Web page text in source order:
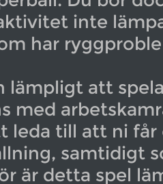
inte
har
lämpligt att
med
leda till att ni får
samtidigt
är detta spel